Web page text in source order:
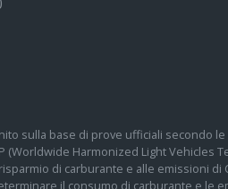
sulla base di prove ufficiali secondo
Harmonized Light Vehicles
di carburante e alle emissioni
il consumo di carburante e le